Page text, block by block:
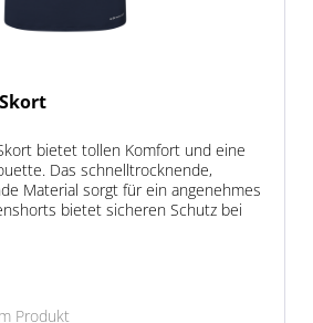
bietet tollen Komfort und eine
Das schnelltrocknende,
Material sorgt für ein angenehmes
bietet sicheren Schutz bei
Produkt